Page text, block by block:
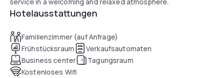
Hotelausstattungen
Familienzimmer (auf Anfrage)
Frühstücksraum
Verkaufsautomaten
Business center
Tagungsraum
Kostenloses Wifi